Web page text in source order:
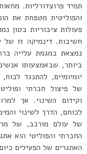
תמיד פרוצדורליות.
והפוליטית מטפחת את
פעולות ציבוריות בטון
חשיבות. דינמיקה זו של
נמצאת במגמת עלייה
ביותר, שבאמצעותו
יומיומיים, להתנגד
של פיצול חברתי
וקידום השינוי. אך
לכוחם, הדרך לשינוי
של עולם מורכב, של
החברתי והפוליטי הוא
האתגרים של הפעילים